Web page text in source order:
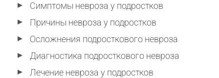
Симптомы невроза у подростков
Причины невроза у подростков
Осложнения подросткового невроза
Диагностика подросткового невроза
Лечение невроза у подростков